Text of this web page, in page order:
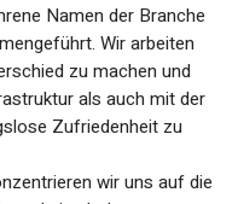
Namen der Branche
Wir arbeiten
zu machen und
als auch mit der
Zufriedenheit zu
wir uns auf die